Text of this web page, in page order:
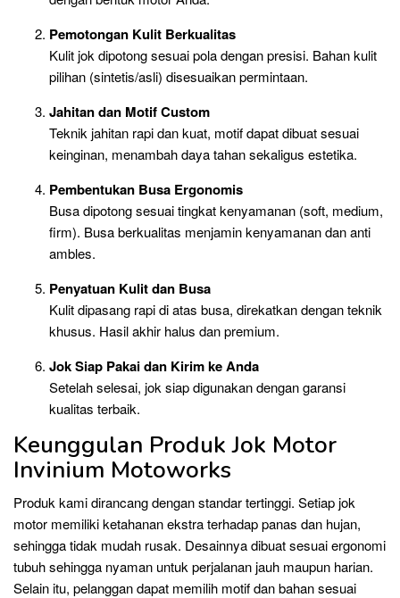
Pemotongan Kulit Berkualitas
Kulit jok dipotong sesuai pola dengan presisi. Bahan kulit
pilihan (sintetis/asli) disesuaikan permintaan.
Jahitan dan Motif Custom
Teknik jahitan rapi dan kuat, motif dapat dibuat sesuai
keinginan, menambah daya tahan sekaligus estetika.
Pembentukan Busa Ergonomis
Busa dipotong sesuai tingkat kenyamanan (soft, medium,
firm). Busa berkualitas menjamin kenyamanan dan anti
ambles.
Penyatuan Kulit dan Busa
Kulit dipasang rapi di atas busa, direkatkan dengan teknik
khusus. Hasil akhir halus dan premium.
Jok Siap Pakai dan Kirim ke Anda
Setelah selesai, jok siap digunakan dengan garansi
kualitas terbaik.
Keunggulan Produk Jok Motor
Invinium Motoworks
Produk kami dirancang dengan standar tertinggi. Setiap jok
motor memiliki ketahanan ekstra terhadap panas dan hujan,
sehingga tidak mudah rusak. Desainnya dibuat sesuai ergonomi
tubuh sehingga nyaman untuk perjalanan jauh maupun harian.
Selain itu, pelanggan dapat memilih motif dan bahan sesuai